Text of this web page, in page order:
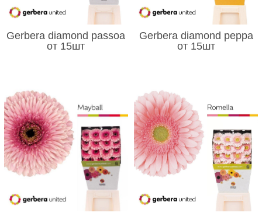
Gerbera diamond passoa
от 15шт
Gerbera diamond peppa
от 15шт